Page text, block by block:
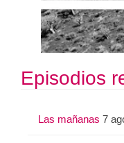
Episodios
Las mañanas 7